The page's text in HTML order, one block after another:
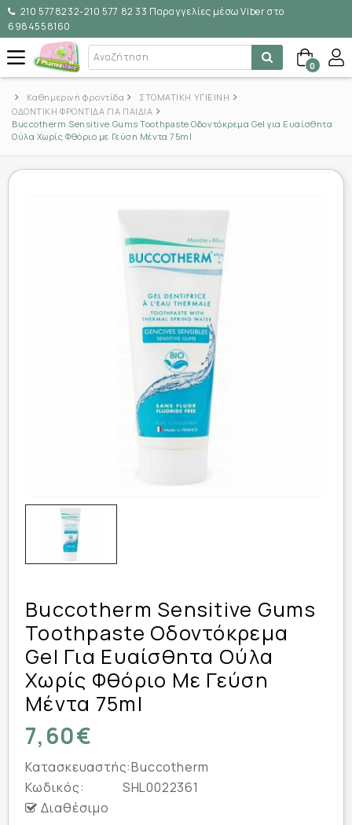
210 5778232-210 577 82 33 Παραγγελίες μέσω Viber στο
6984558160
0
Καθημερινή φροντίδα
ΣΤΟΜΑΤΙΚΗ ΥΓΙΕΙΝΗ
ΟΔΟΝΤΙΚΗ ΦΡΟΝΤΙΔΑ ΓΙΑ ΠΑΙΔΙΑ
Buccotherm Sensitive Gums Toothpaste Οδοντόκρεμα Gel για Ευαίσθητα
Ούλα Χωρίς Φθόριο με Γεύση Μέντα 75ml
Buccotherm Sensitive Gums
Toothpaste Οδοντόκρεμα
Gel Για Ευαίσθητα Ούλα
Χωρίς Φθόριο Με Γεύση
Μέντα 75ml
7,60€
Κατασκευαστής:Buccotherm
Κωδικός:
SHL0022361
Διαθέσιμο